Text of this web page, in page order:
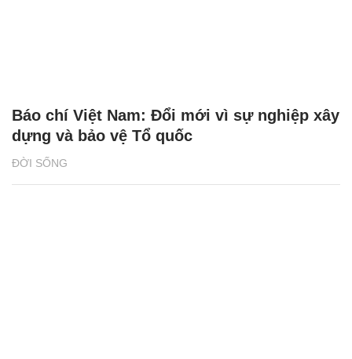
ĐỜI SỐNG
Báo chí Việt Nam: Đổi mới vì sự nghiệp xây
dựng và bảo vệ Tổ quốc